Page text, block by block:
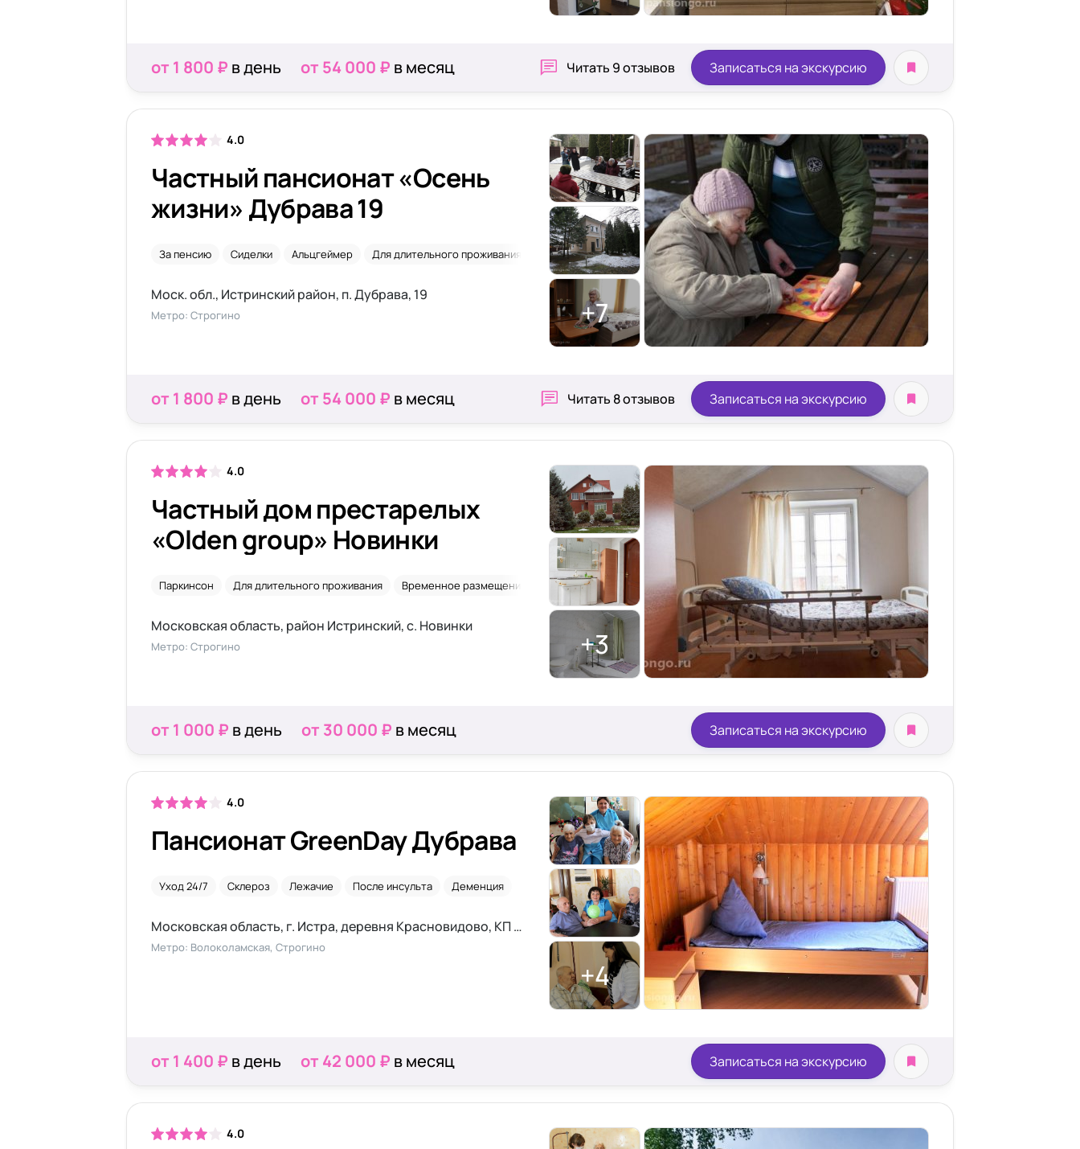
от 1 800 ₽ в день от 54 000 ₽ в месяц Читать 9 отзывов Записаться на экскурсию
4.0
Частный пансионат «Осень
жизни» Дубрава 19
За пенсию Сиделки Альцгеймер Для длительного проживания Недорого
Моск. обл., Истринский район, п. Дубрава, 19
Метро: Строгино +7
от 1 800 ₽ в день от 54 000 ₽ в месяц Читать 8 отзывов Записаться на экскурсию
4.0
Частный дом престарелых
«Olden group» Новинки
Паркинсон Для длительного проживания Временное размещение Альцгеймер После перелома шейки бедра
Московская область, район Истринский, с. Новинки
Метро: Строгино +3
от 1 000 ₽ в день от 30 000 ₽ в месяц Записаться на экскурсию
4.0
Пансионат GreenDay Дубрава
Уход 24/7 Склероз Лежачие После инсульта Деменция
Московская область, г. Истра, деревня Красновидово, КП Дубрава
Метро: Волоколамская, Строгино
+4
от 1 400 ₽ в день от 42 000 ₽ в месяц Записаться на экскурсию
4.0